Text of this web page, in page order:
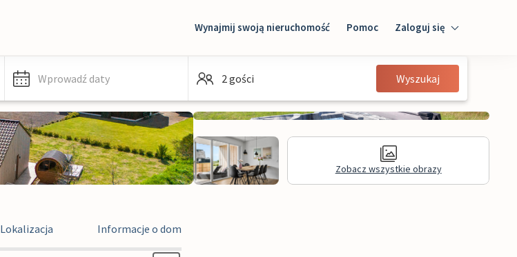
Wynajmij swoją nieruchomość Pomoc Zaloguj się
Zaloguj się
Gość
Wprowadź daty 2 gości Wyszukaj
Zobacz wszystkie obrazy
Lokalizacja Informacje o domu wakacyjnym